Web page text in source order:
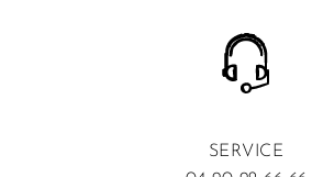
SERVICE